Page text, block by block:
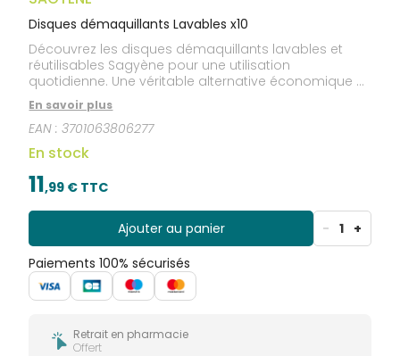
Disques démaquillants Lavables x10
Découvrez les disques démaquillants lavables et
réutilisables Sagyène pour une utilisation
quotidienne. Une véritable alternative économique et
écologique aux disques démaquillants traditionnels.
Composés de fi bre de bambou naturelle, ils sont
très agréables et conviennent à tous types de
cosmétiques.
En savoir plus
EAN :3701063806277
En stock
11,99 € TTC
Ajouter au panier - 1 +
Paiements 100% sécurisés
Retrait en pharmacie
Offert